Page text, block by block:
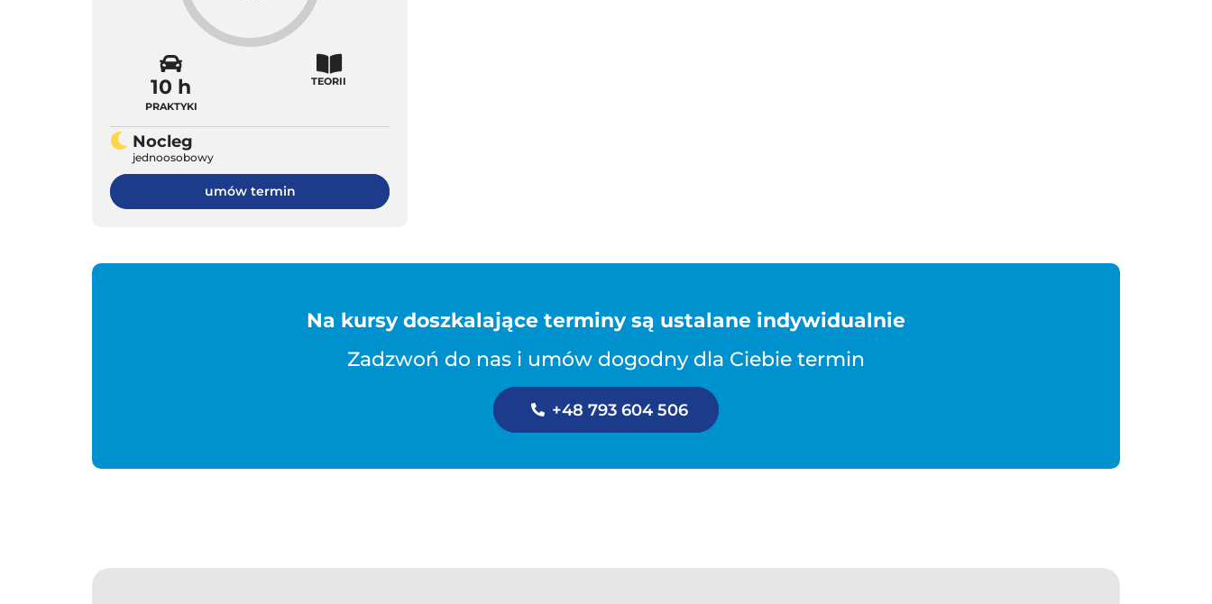
10 h
PRAKTYKI
TEORII
Nocleg
jednoosobowy
umów termin
Na kursy doszkalające terminy są ustalane indywidualnie
Zadzwoń do nas i umów dogodny dla Ciebie termin
+48 793 604 506